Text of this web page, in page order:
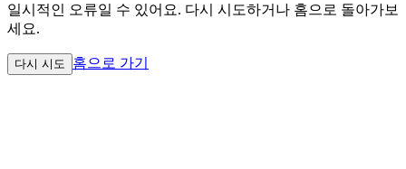
일시적인 오류일 수 있어요. 다시 시도하거나 홈으로 돌아가보
세요.
다시 시도 홈으로 가기